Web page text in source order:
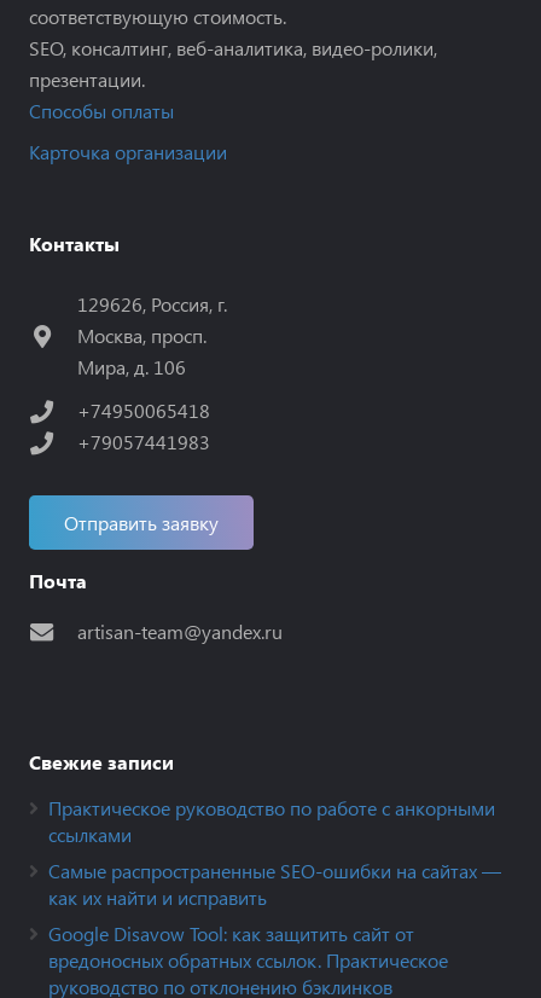
соответствующую стоимость.
SEO, консалтинг, веб-аналитика, видео-ролики,
презентации.
Способы оплаты
Карточка организации
Контакты
129626, Россия, г.
Москва, просп.
Мира, д. 106
+74950065418
+79057441983
Отправить заявку
Почта
artisan-team@yandex.ru
Свежие записи
Практическое руководство по работе с анкорными
ссылками
Самые распространенные SEO-ошибки на сайтах —
как их найти и исправить
Google Disavow Tool: как защитить сайт от
вредоносных обратных ссылок. Практическое
руководство по отклонению бэклинков